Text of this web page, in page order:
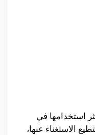
استخدامها في
الاستغناء عنها،